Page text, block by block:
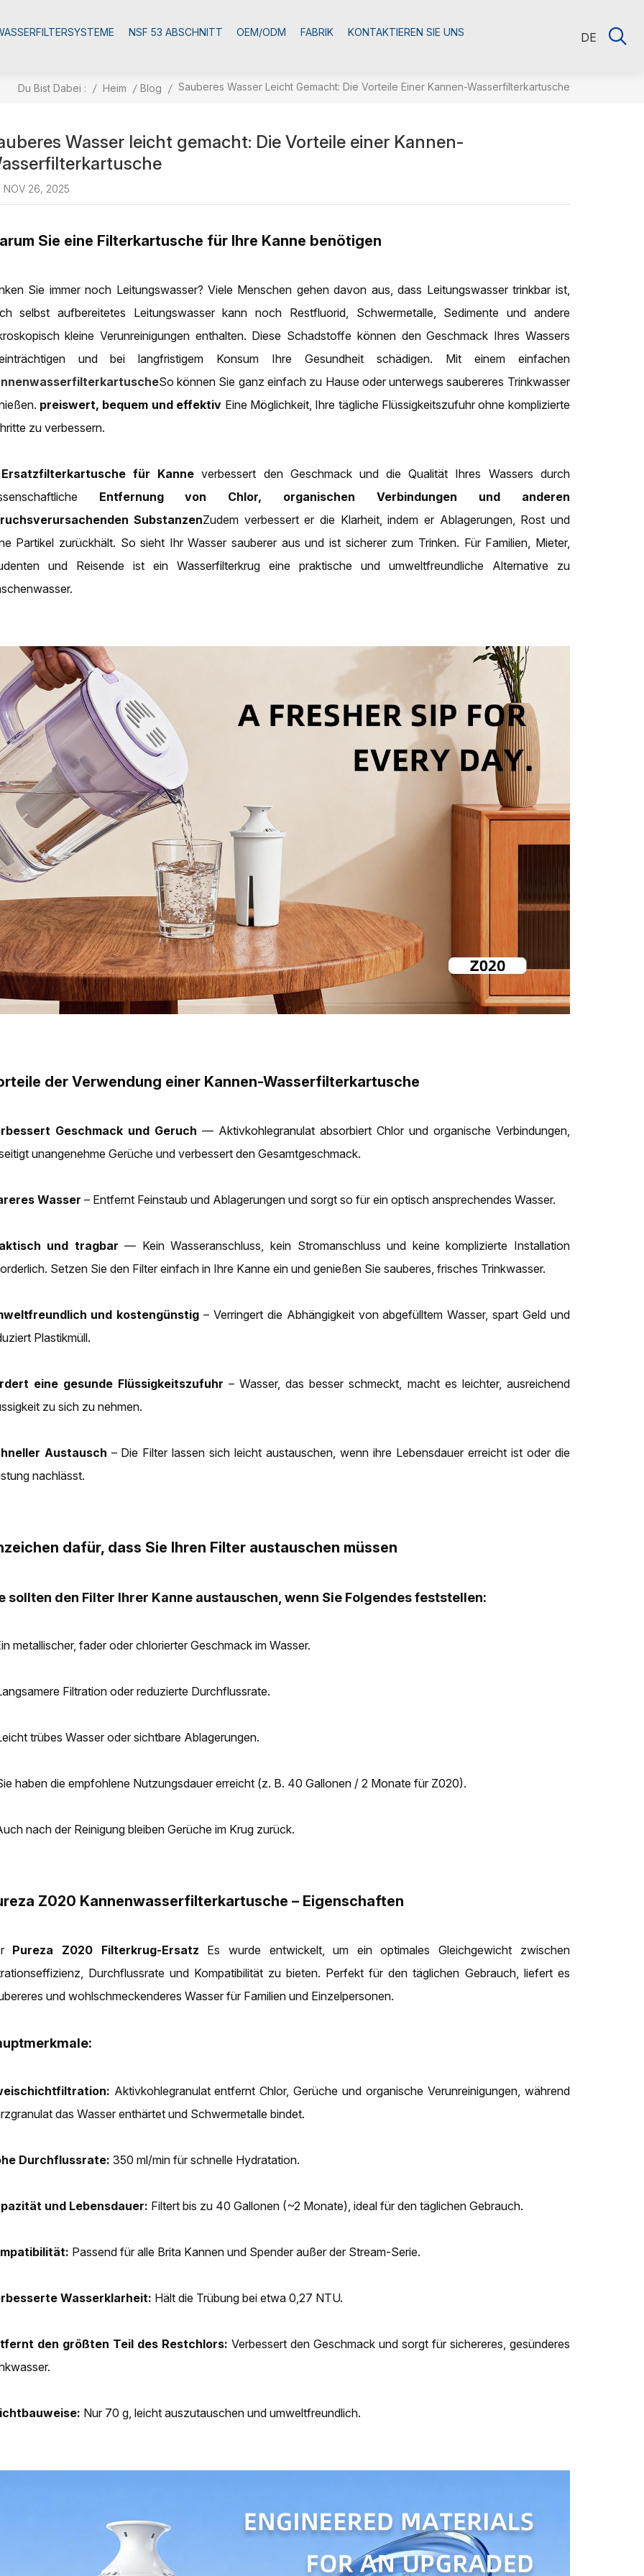
NSF 53 ABSCHNITT OEM/ODM FABRIK KONTAKTIEREN SIE UNS DE
Du Bist Dabei : / Heim / Blog / Sauberes Wasser Leicht Gemacht: Die Vorteile Einer Kannen-Wasserfilterkartusche
Wasser leicht gemacht: Die Vorteile einer Kannen-
NOV 26, 2025
Sie eine Filterkartusche für Ihre Kanne benötigen
Sie immer noch Leitungswasser? Viele Menschen gehen davon aus, dass Leitungswasser trinkbar ist,
selbst aufbereitetes Leitungswasser kann noch Restfluorid, Schwermetalle, Sedimente und andere
kleine Verunreinigungen enthalten. Diese Schadstoffe können den Geschmack Ihres Wassers
und bei langfristigem Konsum Ihre Gesundheit schädigen. Mit einem einfachen
So können Sie ganz einfach zu Hause oder unterwegs saubereres Trinkwasser
preiswert, bequem und effektiv Eine Möglichkeit, Ihre tägliche Flüssigkeitszufuhr ohne komplizierte
zu verbessern.
Ersatzfilterkartusche für Kanne verbessert den Geschmack und die Qualität Ihres Wassers durch
Entfernung von Chlor, organischen Verbindungen und anderen
SubstanzenZudem verbessert er die Klarheit, indem er Ablagerungen, Rost und
Partikel zurückhält. So sieht Ihr Wasser sauberer aus und ist sicherer zum Trinken. Für Familien, Mieter,
und Reisende ist ein Wasserfilterkrug eine praktische und umweltfreundliche Alternative zu
der Verwendung einer Kannen-Wasserfilterkartusche
Geschmack und Geruch — Aktivkohlegranulat absorbiert Chlor und organische Verbindungen,
unangenehme Gerüche und verbessert den Gesamtgeschmack.
Wasser – Entfernt Feinstaub und Ablagerungen und sorgt so für ein optisch ansprechendes Wasser.
und tragbar— Kein Wasseranschluss, kein Stromanschluss und keine komplizierte Installation
Setzen Sie den Filter einfach in Ihre Kanne ein und genießen Sie sauberes, frisches Trinkwasser.
und kostengünstig– Verringert die Abhängigkeit von abgefülltem Wasser, spart Geld und
Plastikmüll.
eine gesunde Flüssigkeitszufuhr– Wasser, das besser schmeckt, macht es leichter, ausreichend
zu sich zu nehmen.
Austausch – Die Filter lassen sich leicht austauschen, wenn ihre Lebensdauer erreicht ist oder die
nachlässt.
dafür, dass Sie Ihren Filter austauschen müssen
sollten den Filter Ihrer Kanne austauschen, wenn Sie Folgendes feststellen:
metallischer, fader oder chlorierter Geschmack im Wasser.
Filtration oder reduzierte Durchflussrate.
trübes Wasser oder sichtbare Ablagerungen.
haben die empfohlene Nutzungsdauer erreicht (z. B. 40 Gallonen / 2 Monate für Z020).
nach der Reinigung bleiben Gerüche im Krug zurück.
Z020 Kannenwasserfilterkartusche – Eigenschaften
Pureza Z020 Filterkrug-Ersatz Es wurde entwickelt, um ein optimales Gleichgewicht zwischen
Durchflussrate und Kompatibilität zu bieten. Perfekt für den täglichen Gebrauch, liefert es
und wohlschmeckenderes Wasser für Familien und Einzelpersonen.
Aktivkohlegranulat entfernt Chlor, Gerüche und organische Verunreinigungen, während
das Wasser enthärtet und Schwermetalle bindet.
Durchflussrate: 350 ml/min für schnelle Hydratation.
und Lebensdauer: Filtert bis zu 40 Gallonen (~2 Monate), ideal für den täglichen Gebrauch.
Passend für alle Brita Kannen und Spender außer der Stream-Serie.
Wasserklarheit: Hält die Trübung bei etwa 0,27 NTU.
den größten Teil des Restchlors: Verbessert den Geschmack und sorgt für sichereres, gesünderes
Nur 70 g, leicht auszutauschen und umweltfreundlich.